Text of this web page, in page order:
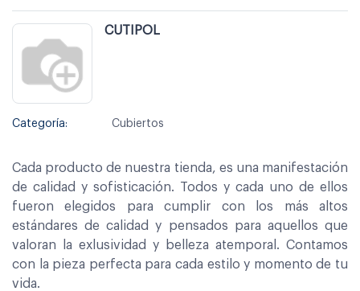
CUTIPOL
Categoría: Cubiertos
Cada producto de nuestra tienda, es una manifestación
de calidad y sofisticación. Todos y cada uno de ellos
fueron elegidos para cumplir con los más altos
estándares de calidad y pensados para aquellos que
valoran la exlusividad y belleza atemporal. Contamos
con la pieza perfecta para cada estilo y momento de tu
vida.